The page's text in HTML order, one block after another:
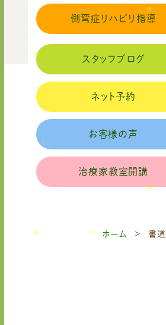
側弯症リハビリ指導
スタッフブログ
ネット予約
お客様の声
治療家教室開講
ホーム 書道